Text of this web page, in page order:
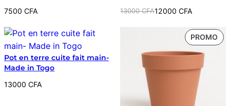
7500 CFA 13000CFA
Le
13000 CFA.
12000CFA
Le
12000 CFA.
Pot en terre cuite fait main-
Made in Togo
13000 CFA
PROMO
EN